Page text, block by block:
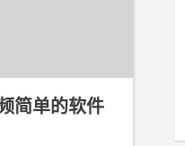
简单的软件